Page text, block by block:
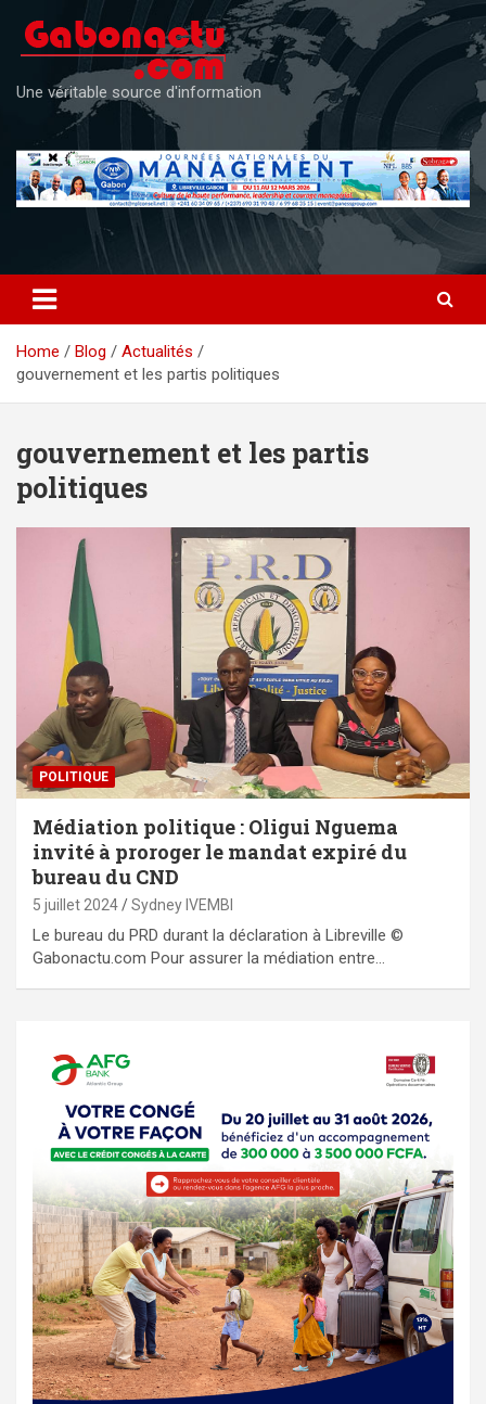
content
Une véritable source d'information
Home Blog
Actualités
gouvernement et les partis politiques
gouvernement et les partis
politiques
POLITIQUE
Médiation politique : Oligui Nguema
invité à proroger le mandat expiré du
bureau du CND
5 juillet 2024 Sydney IVEMBI
Le bureau du PRD durant la déclaration à Libreville ©
Gabonactu.com Pour assurer la médiation entre…